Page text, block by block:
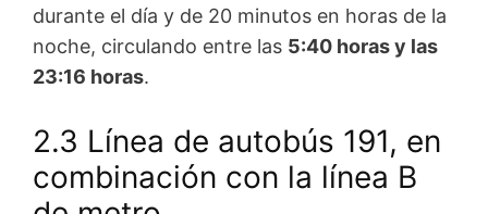
durante el día y de 20 minutos en horas de la
noche, circulando entre las 5:40 horas y las
23:16 horas.
2.3 Línea de autobús 191, en
combinación con la línea B